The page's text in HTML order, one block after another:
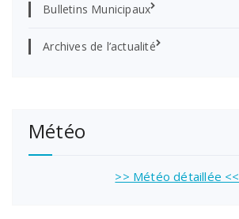
Bulletins Municipaux
Archives de l’actualité
Météo
>> Météo détaillée <<